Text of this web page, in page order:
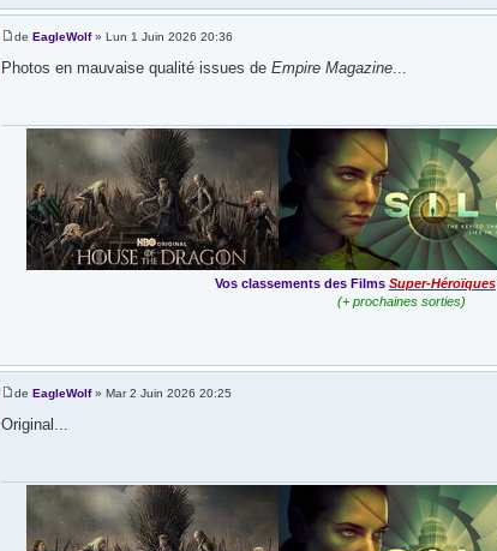
de EagleWolf» Lun 1 Juin 2026 20:36
Photos en mauvaise qualité issues de Empire Magazine...
Vos classements des Films Super-Héroïques
(+ prochaines sorties)
de EagleWolf» Mar 2 Juin 2026 20:25
Original...